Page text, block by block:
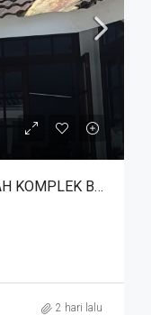
DISEWAKAN DAN DIJUAL RUMAH KOMPLEK BUDISARI HEGARMANAH SETIABUDI DKT SECAPA AD DAN YOGYA SUPERMARKET BANDUNG KOTA
2 hari lalu